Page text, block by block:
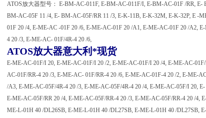
ATOS放大器型号： E-BM-AC-011F, E-BM-AC-011F/I, E-BM-AC-01F /RR,
BM-AC-05F 11 /4, E- BM-AC-05F/RR 11 /3, E-K-11B, E-K-32M, E-K-32P, E -
01F 20 /4, E-ME-AC -01F 20 /6, E-ME-AC-01F 20 /A1, E-ME-AC-01F 20 /A2,
4 20 /3, E-ME-AC- 01F/4R-4 20 /6,
ATOS放大器意大利*现货
E-ME-AC-01F/I 20, E-ME-AC-01F/I 20 /2, E-ME-AC-01F/I 20 /4, E-ME-AC-
AC-01F/RR-4 20 /3, E-ME-AC- 01F/RR-4 20 /6, E-ME-AC-01F-4 20 /2, E-ME-
/A3, E-ME-AC-05F/4R-4 20 /3, E-ME-AC-05F/4R-4 20 /4, E-ME-AC-05F/I 20,
E-ME-AC-05F/RR 20 /4, E-ME-AC-05F/RR-4 20 /3, E-ME-AC-05F/RR-4 20 /
ME-L-01H 40 /DL26SB, E-ME-L-01H 40 /DL27SB, E-ME-L-01H 40 /DL27SB,